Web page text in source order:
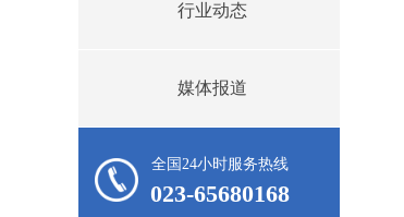
行业动态
媒体报道
023-65680168
全国24小时服务热线